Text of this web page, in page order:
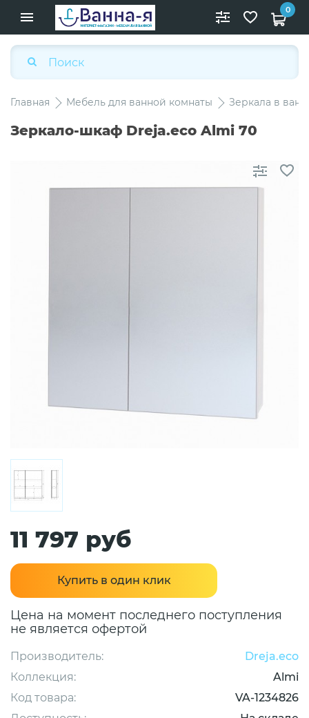
0
Главная Мебель для ванной комнаты Зеркала в
Зеркало-шкаф Dreja.eco Almi 70
11 797 руб
Купить в один клик
Цена на момент последнего поступления
не является офертой
Производитель:
Dreja.eco
Коллекция:
Almi
Код товара:
VA-1234826